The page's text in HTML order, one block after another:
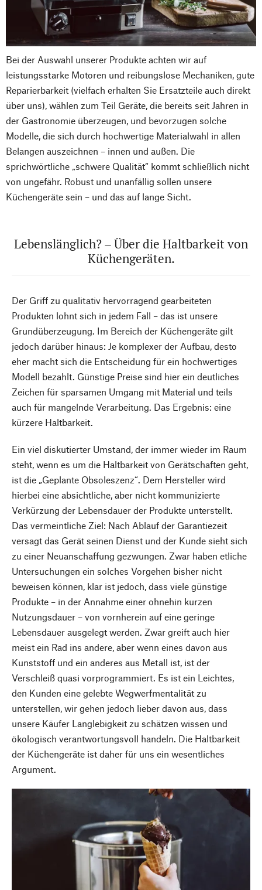
Bei der Auswahl unserer Produkte achten wir auf
leistungsstarke Motoren und reibungslose Mechaniken, gute
Reparierbarkeit (vielfach erhalten Sie Ersatzteile auch direkt
über uns), wählen zum Teil Geräte, die bereits seit Jahren in
der Gastronomie überzeugen, und bevorzugen solche
Modelle, die sich durch hochwertige Materialwahl in allen
Belangen auszeichnen – innen und außen. Die
sprichwörtliche „schwere Qualität“ kommt schließlich nicht
von ungefähr. Robust und unanfällig sollen unsere
Küchengeräte sein – und das auf lange Sicht.
Lebenslänglich? – Über die Haltbarkeit von
Küchengeräten.
Der Griff zu qualitativ hervorragend gearbeiteten
Produkten lohnt sich in jedem Fall – das ist unsere
Grundüberzeugung. Im Bereich der Küchengeräte gilt
jedoch darüber hinaus: Je komplexer der Aufbau, desto
eher macht sich die Entscheidung für ein hochwertiges
Modell bezahlt. Günstige Preise sind hier ein deutliches
Zeichen für sparsamen Umgang mit Material und teils
auch für mangelnde Verarbeitung. Das Ergebnis: eine
kürzere Haltbarkeit.
Ein viel diskutierter Umstand, der immer wieder im Raum
steht, wenn es um die Haltbarkeit von Gerätschaften geht,
ist die „Geplante Obsoleszenz“. Dem Hersteller wird
hierbei eine absichtliche, aber nicht kommunizierte
Verkürzung der Lebensdauer der Produkte unterstellt.
Das vermeintliche Ziel: Nach Ablauf der Garantiezeit
versagt das Gerät seinen Dienst und der Kunde sieht sich
zu einer Neuanschaffung gezwungen. Zwar haben etliche
Untersuchungen ein solches Vorgehen bisher nicht
beweisen können, klar ist jedoch, dass viele günstige
Produkte – in der Annahme einer ohnehin kurzen
Nutzungsdauer – von vornherein auf eine geringe
Lebensdauer ausgelegt werden. Zwar greift auch hier
meist ein Rad ins andere, aber wenn eines davon aus
Kunststoff und ein anderes aus Metall ist, ist der
Verschleiß quasi vorprogrammiert. Es ist ein Leichtes,
den Kunden eine gelebte Wegwerfmentalität zu
unterstellen, wir gehen jedoch lieber davon aus, dass
unsere Käufer Langlebigkeit zu schätzen wissen und
ökologisch verantwortungsvoll handeln. Die Haltbarkeit
der Küchengeräte ist daher für uns ein wesentliches
Argument.